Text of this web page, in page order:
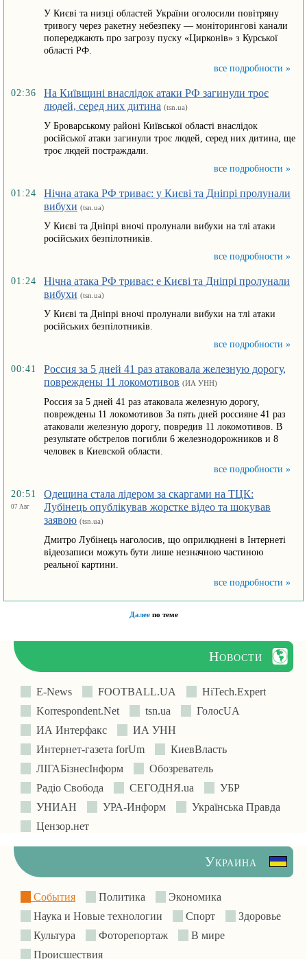
У Києві та низці областей України оголосили повітряну
тривогу через ракетну небезпеку — моніторингові канали
попереджають про загрозу пуску «Цирконів» з Курської
області РФ.
все подробности »
02:36
На Київщині внаслідок атаки РФ загинули троє
людей, серед них дитина (tsn.ua)
У Броварському районі Київської області внаслідок
російської атаки загинули троє людей, серед них дитина, ще
троє людей постраждали.
все подробности »
01:24
Нічна атака РФ триває: у Києві та Дніпрі пролунали
вибухи (tsn.ua)
У Києві та Дніпрі вночі пролунали вибухи на тлі атаки
російських безпілотників.
все подробности »
01:24
Нічна атака РФ триває: e Києві та Дніпрі пролунали
вибухи (tsn.ua)
У Києві та Дніпрі вночі пролунали вибухи на тлі атаки
російських безпілотників.
все подробности »
00:41
Россия за 5 дней 41 раз атаковала железную дорогу,
повреждены 11 локомотивов (ИА УНН)
Россия за 5 дней 41 раз атаковала железную дорогу,
повреждены 11 локомотивов За пять дней россияне 41 раз
атаковали железную дорогу, повредив 11 локомотивов. В
результате обстрелов погибли 6 железнодорожников и 8
человек в Киевской области.
все подробности »
20:51
07 Авг
Одещина стала лідером за скаргами на ТЦК:
Лубінець опублікував жорстке відео та шокував
заявою (tsn.ua)
Дмитро Лубінець наголосив, що оприлюднені в Інтернеті
відеозаписи можуть бути лише незначною частиною
реальної картини.
все подробности »
Далеепо теме
Новости
E-News FOOTBALL.UA
HiTech.Expert
Korrespondent.Net
tsn.ua
ГолосUA
ИА Интерфакс
ИА УНН
Интернет-газета forUm
КиевВласть
ЛIГАБiзнесIнформ
Обозреватель
Радіо Свобода
СЕГОДНЯ.ua
УБР
УНИАН
УРА-Информ
Українська Правда
Цензор.нет
Украина
События Политика
Экономика
Наука и Новые технологии
Спорт
Здоровье
Культура
Фоторепортаж
В мире
Происшествия